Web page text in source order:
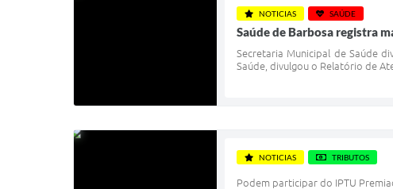
NOTICIAS SAÚDE
Saúde de Barbosa registra
Secretaria Municipal de Saúde
Saúde, divulgou o Relatório de
NOTICIAS TRIBUTOS
Podem participar do IPTU